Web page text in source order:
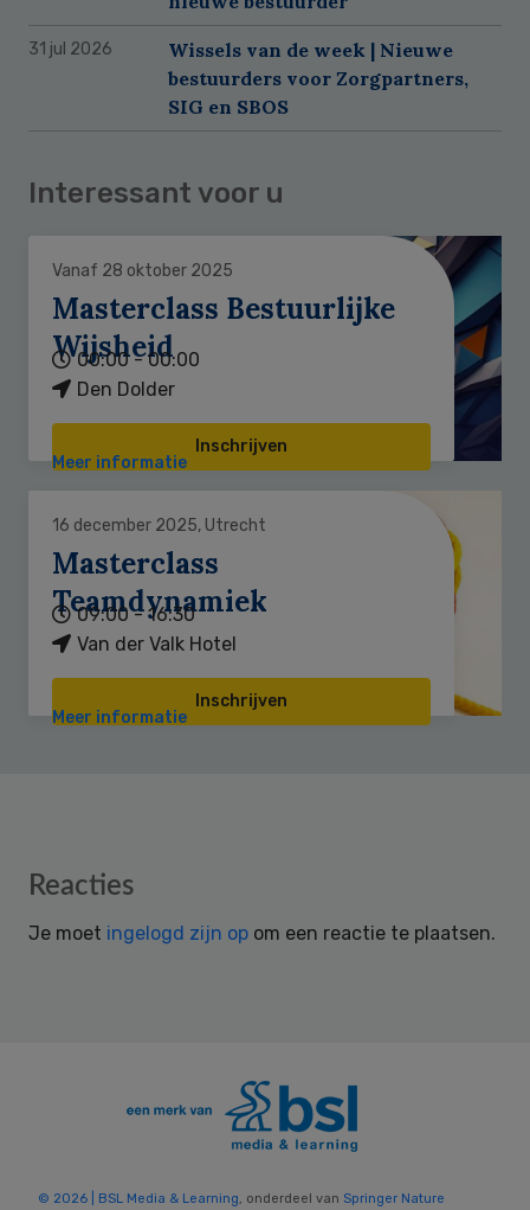
31 jul 2026
Wissels van de week | Nieuwe
bestuurders voor Zorgpartners,
SIG en SBOS
Interessant voor u
Vanaf 28 oktober 2025
Masterclass Bestuurlijke
Wijsheid
00:00 - 00:00
Den Dolder
Inschrijven
Meer informatie
16 december 2025, Utrecht
Masterclass
Teamdynamiek
09:00 - 16:30
Van der Valk Hotel
Inschrijven
Meer informatie
Reader
Reacties
Je moet ingelogd zijn op om een reactie te plaatsen.
© 2026 | BSL Media & Learning, onderdeel van Springer Nature